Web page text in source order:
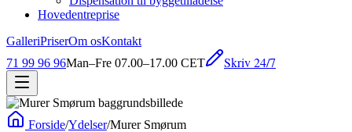
Hovedentreprise
GalleriPriserOm osKontakt
71 99 96 96Man–Fre 07.00–17.00 CET Skriv 24/7
Forside/Ydelser/Murer Smørum